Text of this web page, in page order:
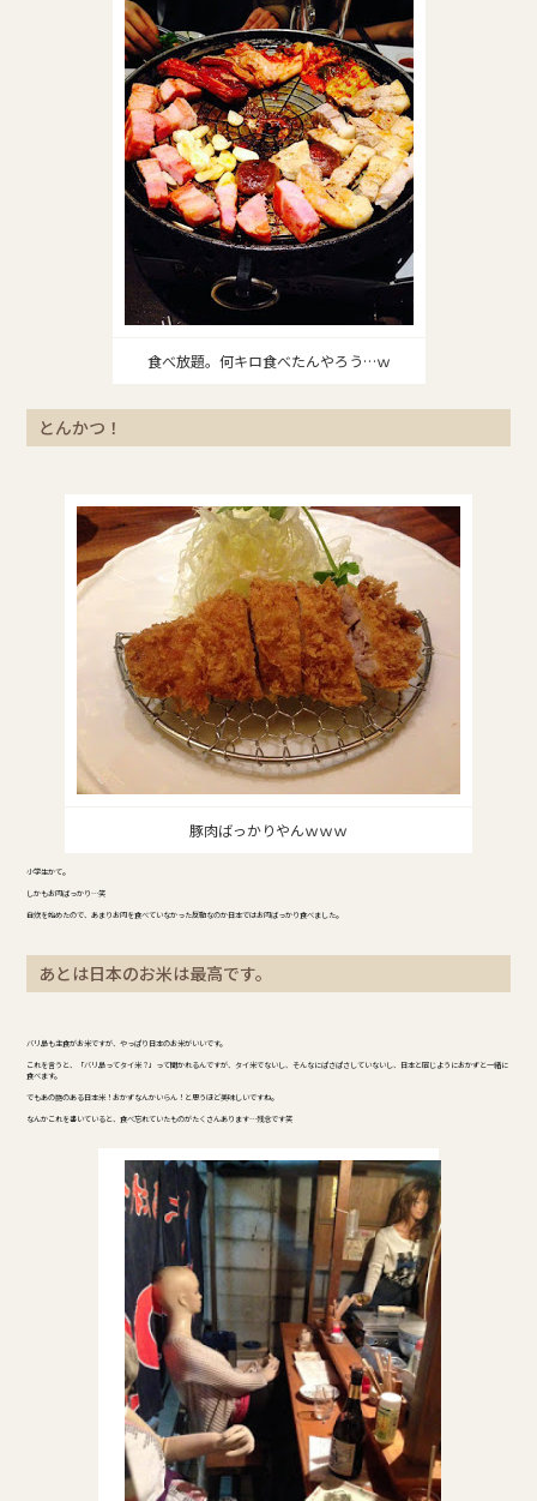
食べ放題。何キロ食べたんやろう…ｗ
とんかつ！
豚肉ばっかりやんｗｗｗ
小学生かて。
しかもお肉ばっかり…笑
自炊を始めたので、あまりお肉を食べていなかった反動なのか日本ではお肉ばっかり食べました。
あとは日本のお米は最高です。
バリ島も主食がお米ですが、やっぱり日本のお米がいいです。
これを言うと、「バリ島ってタイ米？」って聞かれるんですが、タイ米でないし、そんなにぱさぱさしていないし、日本と同じようにおかずと一緒に
食べます。
でもあの艶のある日本米！おかずなんかいらん！と思うほど美味しいですね。
なんかこれを書いていると、食べ忘れていたものがたくさんあります…残念です笑